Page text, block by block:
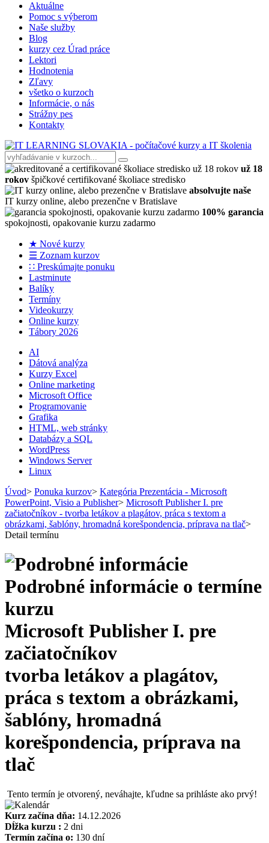
Aktuálne
Pomoc s výberom
Naše služby
Blog
kurzy cez Úrad práce
Lektori
Hodnotenia
Zľavy
všetko o kurzoch
Informácie, o nás
Strážny pes
Kontakty
už 18
rokov špičkové certifikované školiace stredisko
absolvujte naše
IT kurzy online, alebo prezenčne v Bratislave
100% garancia
spokojnosti, opakovanie kurzu zadarmo
★ Nové kurzy
☰ Zoznam kurzov
∷ Preskúmajte ponuku
Lastminute
Balíky
Termíny
Videokurzy
Online kurzy
Tábory 2026
AI
Dátová analýza
Kurzy Excel
Online marketing
Microsoft Office
Programovanie
Grafika
HTML, web stránky
Databázy a SQL
WordPress
Windows Server
Linux
Úvod> Ponuka kurzov> Kategória Prezentácia - Microsoft
PowerPoint, Visio a Publisher> Microsoft Publisher I. pre
začiatočníkov - tvorba letákov a plagátov, práca s textom a
obrázkami, šablóny, hromadná korešpondencia, príprava na tlač>
Detail termínu
Podrobné informácie o termíne
kurzu
Microsoft Publisher I. pre
začiatočníkov
tvorba letákov a plagátov,
práca s textom a obrázkami,
šablóny, hromadná
korešpondencia, príprava na
tlač
Tento termín je otvorený, neváhajte, kľudne sa prihláste ako prvý!
Kurz začína dňa: 14.12.2026
Dĺžka kurzu : 2 dni
Termín začína o: 130 dní